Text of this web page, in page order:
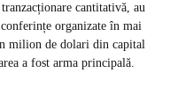
cantitativă, au
organizate în mai
milion de dolari din capital
a fost arma principală.